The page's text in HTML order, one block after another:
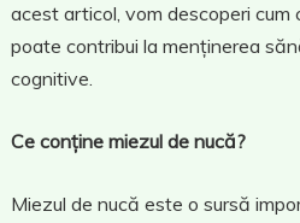
acest articol, vom descoperi cum
poate contribui la menținerea
cognitive.
Ce conține miezul de nucă?
Miezul de nucă este o sursă